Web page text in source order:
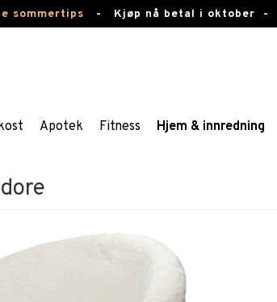
sommertips - Kjøp nå betal i oktober -
Apotek Fitness Hjem & innredning